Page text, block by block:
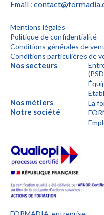
Email :
Mentions légales
Politique de confidentialité
Conditions générales de
Conditions particulières de
Nos secteurs
Nos métiers La
Notre société